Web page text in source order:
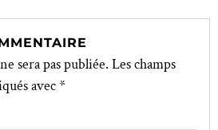
sera pas publiée. Les champs
avec*